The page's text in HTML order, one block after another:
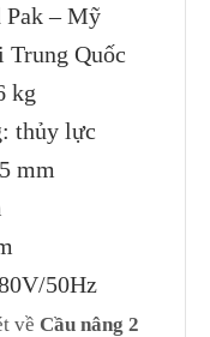
Pak – Mỹ
Trung Quốc
kg
thủy lực
mm
50Hz
về Cầu nâng 2